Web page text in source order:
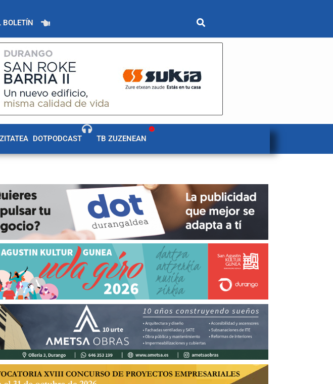
BOLETÍN
DOTPODCAST TB ZUZENEAN